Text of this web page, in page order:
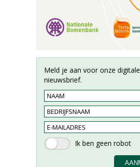
Meld je aan voor onze digitale
nieuwsbrief.